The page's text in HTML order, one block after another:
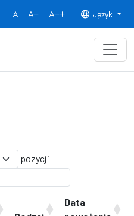
Normalny rozmiar czcionki
Rozmiar czcionki 150% Rozmiar
Język
pozycji
Data